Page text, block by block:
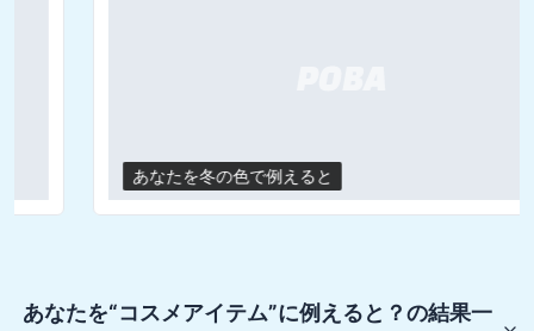
あなたを冬の色で例えると
あなたを“コスメアイテム”に例えると？の結果一